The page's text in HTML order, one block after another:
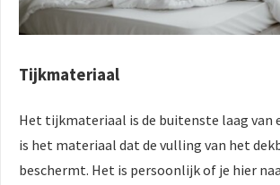
Tijkmateriaal
Het tijkmateriaal is de buitenste laag van
is het materiaal dat de vulling van het
beschermt. Het is persoonlijk of je hier